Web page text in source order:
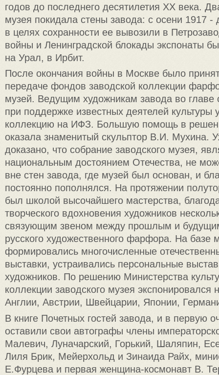
годов до последнего десятилетия ХХ века.
музея покидала стены завода: с осени 1917 -
в целях сохранности ее вывозили в
войны и Ленинградской блокады экспонаты
на Урал, в Ирбит.
После окончания войны в Москве было
передаче фондов заводской коллекции
музей. Ведущим художникам завода во
при поддержке известных деятелей культуры
коллекцию на ИФЗ. Большую помощь в
оказала знаменитый скульптор В.И. Мухина.
доказано, что собрание заводского музея,
национальным достоянием Отечества, не
вне стен завода, где музей был основан, и
постоянно пополнялся. На протяжении
был школой высочайшего мастерства,
творческого вдохновения художников
связующим звеном между прошлым и
русского художественного фарфора. На базе
формировались многочисленные
выставки, устраивались персональные
художников. По решению Министерства
коллекции заводского музея экспонировался
Англии, Австрии, Швейцарии, Японии,
В книге Почетных гостей завода, и в первую
оставили свои автографы члены
Малевич, Луначарский, Горький, Шаляпин,
Лиля Брик, Мейерхольд и Зинаида Райх,
Е.Фурцева и первая женщина-космонавт В.